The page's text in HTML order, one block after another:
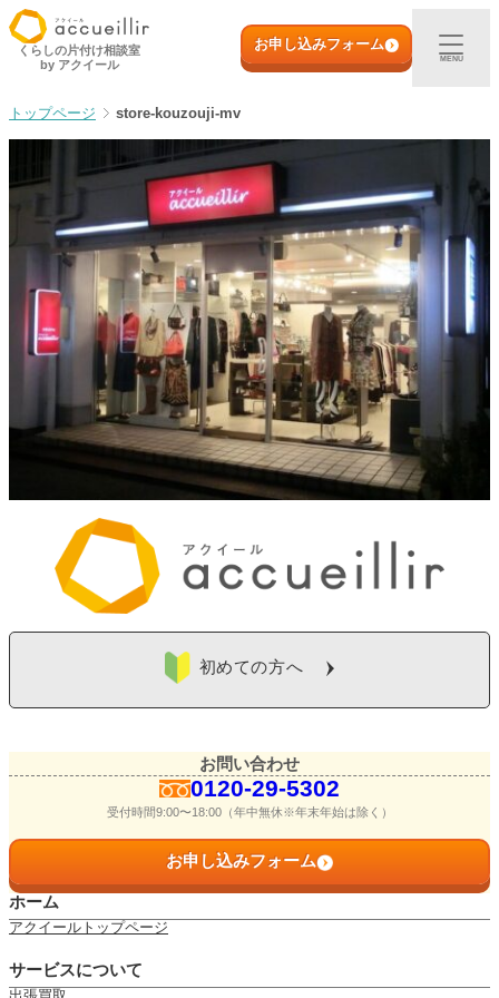
内
容
キ
初めての方へ
出張買取
宅配買取
店頭買取
ご利用実例
取扱アイテム
店舗一覧
お申し込みフォーム
くらしの片付け相談室
by アクイール
お申し込みフォーム
MENU
store-kouzouji-mv
初めての方へ
お問い合わせ
0120-29-5302
受付時間9:00〜18:00（年中無休※年末年始は除く）
お申し込みフォーム
ホーム
アクイールトップページ
サービスについて